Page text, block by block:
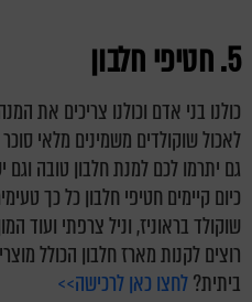
5. חטיפי חלבון
כולנו בני אדם וכולנו צריכים את
לאכול שוקולדים משמינים מלאי
גם יתרמו לכם למנת חלבון טובה
כיום קיימים חטיפי חלבון כל כך
שוקולד בראוניז, וניל צרפתי ועוד
רוצים לקנות מארז חלבון הכולל
ביתית?לחצו כאן לרכישה>>